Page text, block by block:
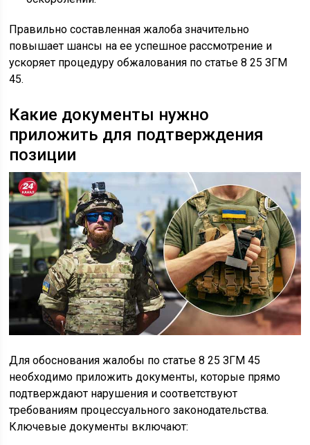
Правильно составленная жалоба значительно
повышает шансы на ее успешное рассмотрение и
ускоряет процедуру обжалования по статье 8 25 ЗГМ
45.
Какие документы нужно
приложить для подтверждения
позиции
Для обоснования жалобы по статье 8 25 ЗГМ 45
необходимо приложить документы, которые прямо
подтверждают нарушения и соответствуют
требованиям процессуального законодательства.
Ключевые документы включают: